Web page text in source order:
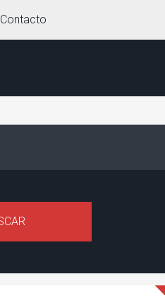
Contacto